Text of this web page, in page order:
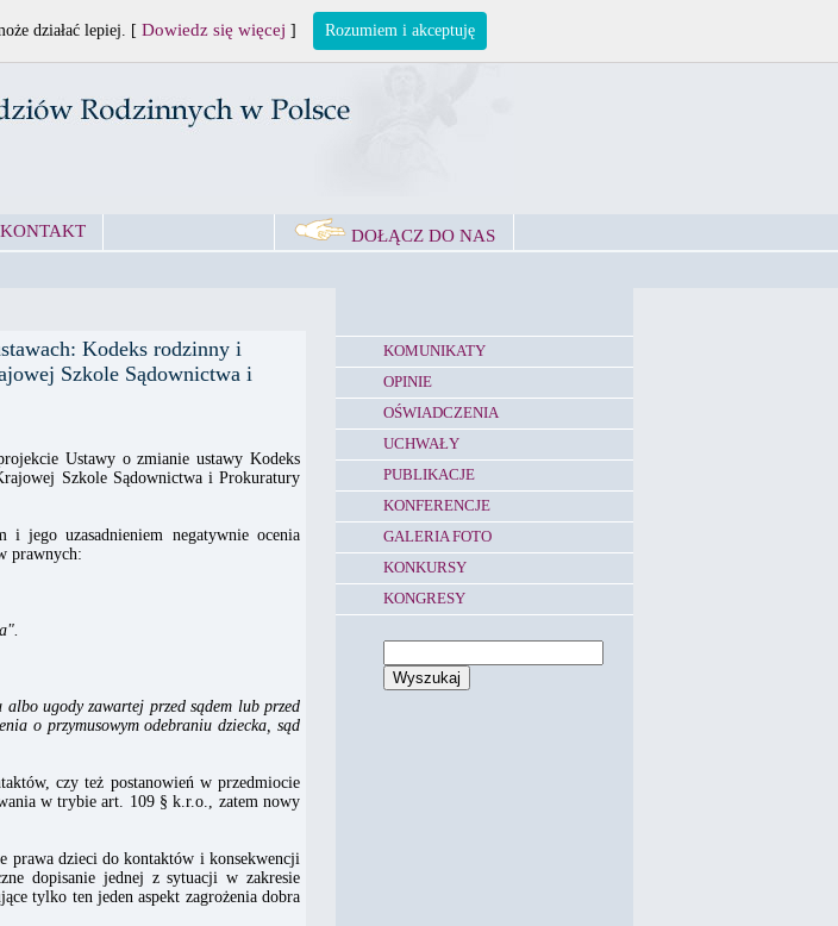
KONTAKT DOŁĄCZ DO NAS
Kodeks rodzinny i
Szkole Sądownictwa i
Ustawy o zmianie ustawy Kodeks
Szkole Sądownictwa i Prokuratury
i jego uzasadnieniem negatywnie ocenia
prawnych:
albo ugody zawartej przed sądem lub przed
o przymusowym odebraniu dziecka, sąd
czy też postanowień w przedmiocie
w trybie art. 109 § k.r.o., zatem nowy
prawa dzieci do kontaktów i konsekwencji
dopisanie jednej z sytuacji w zakresie
tylko ten jeden aspekt zagrożenia dobra
KOMUNIKATY
OPINIE
OŚWIADCZENIA
UCHWAŁY
PUBLIKACJE
KONFERENCJE
GALERIA FOTO
KONKURSY
KONGRESY
działać lepiej. [ Dowiedz się więcej ] Rozumiem i akceptuję